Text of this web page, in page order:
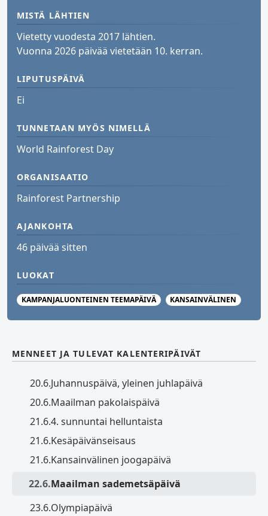
MISTÄ LÄHTIEN
Vietetty vuodesta 2017 lähtien.
Vuonna 2026 päivää vietetään 10. kerran.
LIPUTUSPÄIVÄ
Ei
TUNNETAAN MYÖS NIMELLÄ
World Rainforest Day
ORGANISAATIO
Rainforest Partnership
AJANKOHTA
46 päivää sitten
LUOKAT
KAMPANJALUONTEINEN TEEMAPÄIVÄ KANSAINVÄLINEN
MENNEET JA TULEVAT KALENTERIPÄIVÄT
20.6.Juhannuspäivä, yleinen juhlapäivä
20.6.Maailman pakolaispäivä
21.6.4. sunnuntai helluntaista
21.6.Kesäpäivänseisaus
21.6.Kansainvälinen joogapäivä
22.6.Maailman sademetsäpäivä
23.6.Olympiapäivä